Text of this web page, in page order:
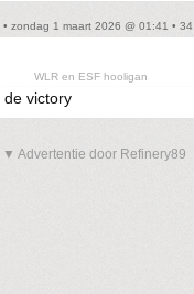
• zondag 1 maart 2026 @ 01:41 • 34
WLR en ESF hooligan
de victory
▼ Advertentie door Refinery89